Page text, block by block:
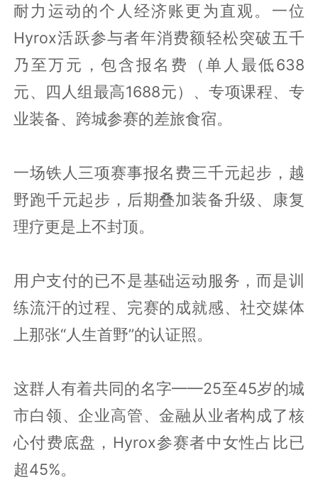
耐力运动的个人经济账更为直观。一位
Hyrox活跃参与者年消费额轻松突破五千
乃至万元，包含报名费（单人最低638
元、四人组最高1688元）、专项课程、专
业装备、跨城参赛的差旅食宿。
一场铁人三项赛事报名费三千元起步，越
野跑千元起步，后期叠加装备升级、康复
理疗更是上不封顶。
用户支付的已不是基础运动服务，而是训
练流汗的过程、完赛的成就感、社交媒体
上那张“人生首野”的认证照。
这群人有着共同的名字——25至45岁的城
市白领、企业高管、金融从业者构成了核
心付费底盘，Hyrox参赛者中女性占比已
超45%。